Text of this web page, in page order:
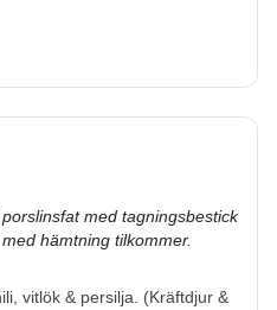
med tagningsbestick
hämtning tilkommer.
vitlök & persilja. (Kräftdjur &